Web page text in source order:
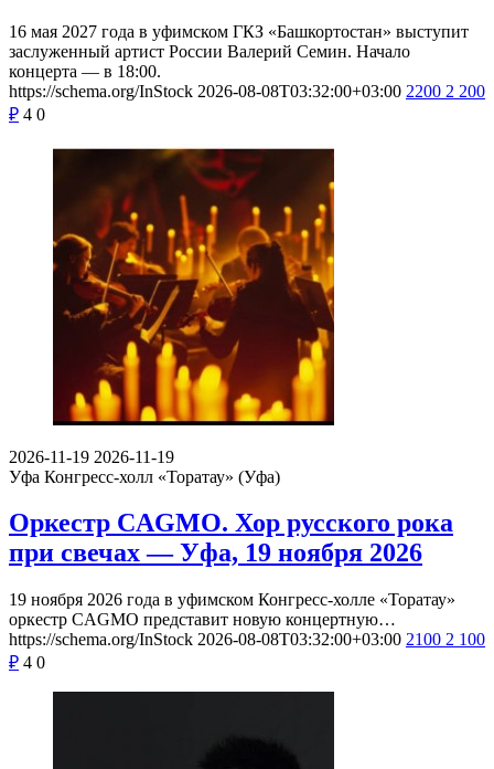
16 мая 2027 года в уфимском ГКЗ «Башкортостан» выступит
заслуженный артист России Валерий Семин. Начало
концерта — в 18:00.
https://schema.org/InStock 2026-08-08T03:32:00+03:00 2200 2 200
₽ 4 0
2026-11-19 2026-11-19
Уфа Конгресс-холл «Торатау» (Уфа)
Оркестр CAGMO. Хор русского рока
при свечах — Уфа, 19 ноября 2026
19 ноября 2026 года в уфимском Конгресс-холле «Торатау»
оркестр CAGMO представит новую концертную…
https://schema.org/InStock 2026-08-08T03:32:00+03:00 2100 2 100
₽ 4 0